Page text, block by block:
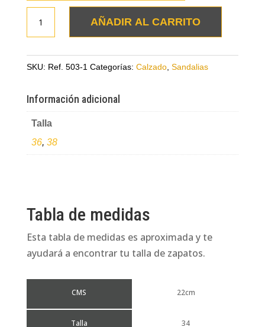
cuero
plantilla
en
charol
cantidad
AÑADIR AL CARRITO
SKU: Ref. 503-1 Categorías: Calzado, Sandalias
Información adicional
Talla
36, 38
Tabla de medidas
Esta tabla de medidas es aproximada y te
ayudará a encontrar tu talla de zapatos.
CMS
Talla
22cm
34